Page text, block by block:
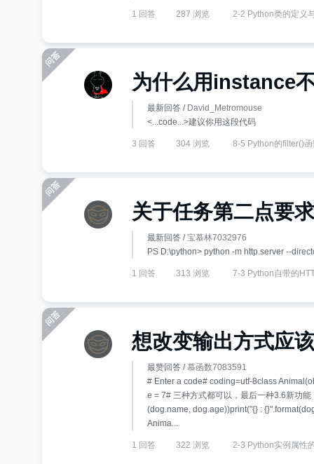
1 回答 287 浏览 2-2 Python类的定义
为什么用instance
最新回答 / David_Metromouse
<...code...>建议你用这段代码
3 回答 304 浏览 8-5 Python的filter()函
关于任务第二点要
最新回答 /宝慕林7032976
PS D:\python> python -m http.server --
1 回答 313 浏览 7-3 Python自带的
想改变输出方式应
最赞回答 /慕函数7083591
# Enter a code# coding=utf-8class
e = 7# 三种方式都可以，最后一种3.6新功
(dog.name, dog.age))print("{} :
Anima...
1 回答 322 浏览 2-3 Python实例属性